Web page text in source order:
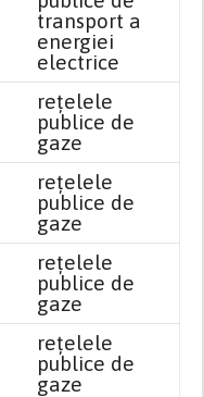
transport a
energiei
electrice
reţelele
publice de
gaze
reţelele
publice de
gaze
reţelele
publice de
gaze
reţelele
publice de
gaze